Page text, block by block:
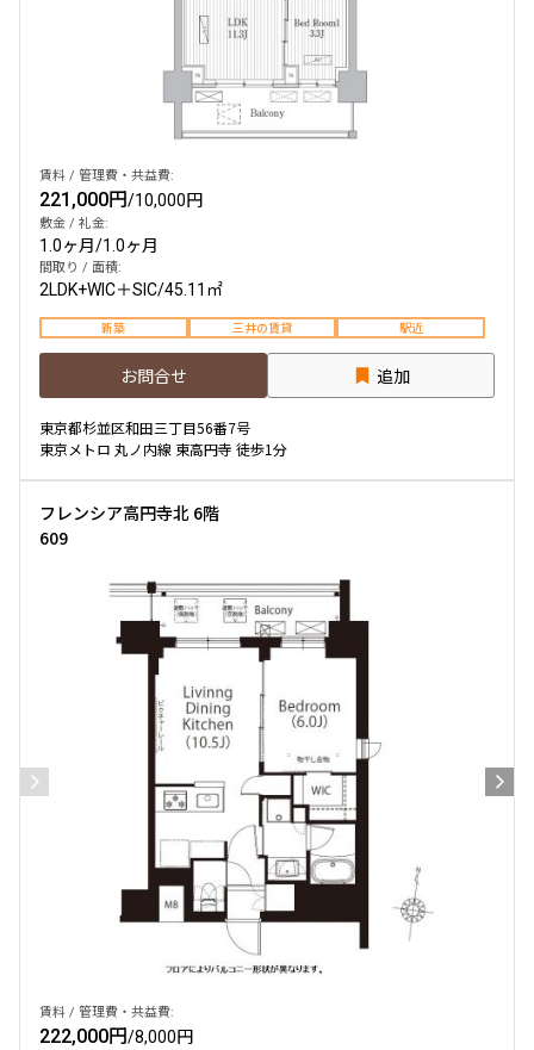
賃料 / 管理費・共益費:
221,000円/10,000円
敷金 / 礼金:
1.0ヶ月/1.0ヶ月
間取り / 面積:
2LDK+WIC＋SIC/45.11㎡
新築 三井の賃貸 駅近
お問合せ 追加
東京都杉並区和田三丁目56番7号
東京メトロ 丸ノ内線 東高円寺 徒歩1分
フレンシア高円寺北 6階
609
賃料 / 管理費・共益費:
222,000円/8,000円